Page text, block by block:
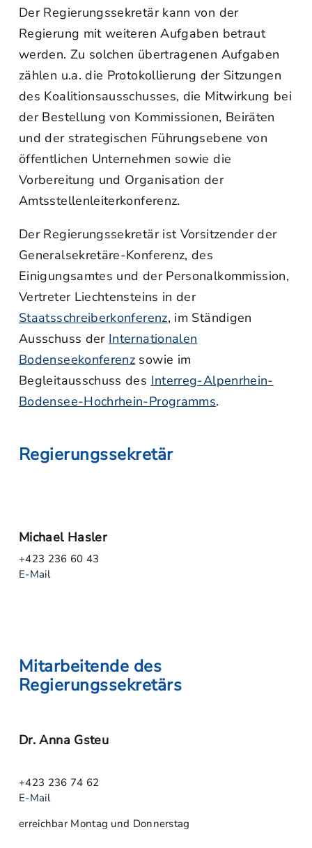
Der Regierungssekretär kann von der
Regierung mit weiteren Aufgaben betraut
werden. Zu solchen übertragenen Aufgaben
zählen u.a. die Protokollierung der Sitzungen
des Koalitionsausschusses, die Mitwirkung bei
der Bestellung von Kommissionen, Beiräten
und der strategischen Führungsebene von
öffentlichen Unternehmen sowie die
Vorbereitung und Organisation der
Amtsstellenleiterkonferenz.
Der Regierungssekretär ist Vorsitzender der
Generalsekretäre-Konferenz, des
Einigungsamtes und der Personalkommission,
Vertreter Liechtensteins in der
Staatsschreiberkonferenz, im Ständigen
Ausschuss der Internationalen
Bodenseekonferenz sowie im
Begleitausschuss des Interreg-Alpenrhein-
Bodensee-Hochrhein-Programms.
Regierungssekretär
Michael Hasler
+423 236 60 43
E-Mail
Mitarbeitende des
Regierungssekretärs
Dr. Anna Gsteu
+423 236 74 62
E-Mail
erreichbar Montag und Donnerstag